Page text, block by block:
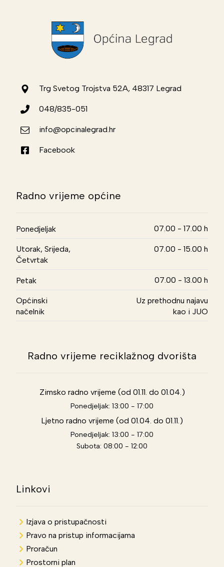
Trg Svetog Trojstva 52A, 48317 Legrad
048/835-051
info@opcinalegrad.hr
Facebook
Radno vrijeme općine
Ponedjeljak 07.00 - 17.00 h
Utorak, Srijeda,
Četvrtak
07.00 - 15.00 h
Petak 07.00 - 13.00 h
Općinski
načelnik
Uz prethodnu najavu
kao i JUO
Radno vrijeme reciklažnog dvorišta
Zimsko radno vrijeme (od 01.11. do 01.04.)
Ponedjeljak: 13:00 - 17:00
Ljetno radno vrijeme (od 01.04. do 01.11.)
Ponedjeljak: 13:00 - 17:00
Subota: 08:00 - 12:00
Linkovi
Izjava o pristupačnosti
Pravo na pristup informacijama
Proračun
Prostorni plan